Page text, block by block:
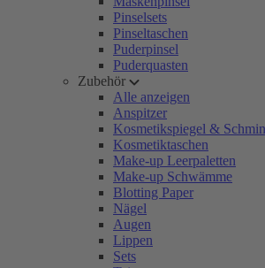
Pinselsets
Pinseltaschen
Puderpinsel
Puderquasten
Zubehör
Alle anzeigen
Anspitzer
Kosmetikspiegel &
Kosmetiktaschen
Make-up Leerpaletten
Make-up Schwämme
Blotting Paper
Nägel
Augen
Lippen
Sets